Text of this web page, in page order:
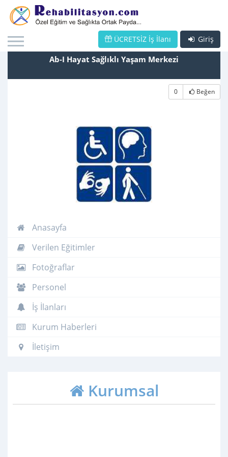
Giriş
ÜCRETSİZ İş İlanı
Ab-I Hayat Sağlıklı Yaşam Merkezi
0 Beğen
Anasayfa
Verilen Eğitimler
Fotoğraflar
Personel
İş İlanları
Kurum Haberleri
İletişim
Kurumsal